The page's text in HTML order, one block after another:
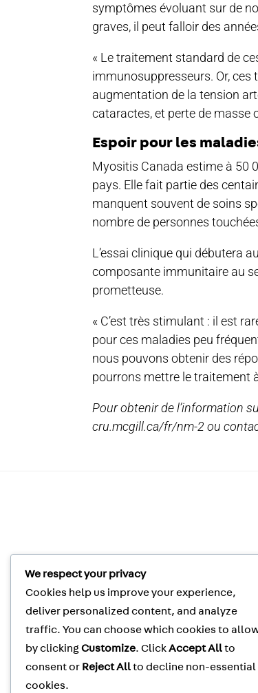
symptômes évoluant sur de
graves, il peut falloir des
« Le traitement standard de
immunosuppresseurs. Or,
augmentation de la tension
cataractes, et perte de masse
Espoir pour les
Myositis Canada estime à 50
pays. Elle fait partie des
manquent souvent de soins
nombre de personnes
L’essai clinique qui débutera
composante immunitaire au
prometteuse.
« C’est très stimulant : il est
pour ces maladies peu
nous pouvons obtenir des
pourrons mettre le traitement
Pour obtenir de l’information
cru.mcgill.ca/fr/nm-2 ou
Unité de recherche clinique |
Clinical Research Unit
Le Neuro | The Neuro
Montréal, QC, CANADA H3A 2B4
: (514) 398-5500
Clinical TrialsFax: (514) 398-8576
We respect your privacy
Cookies help us improve your experience,
deliver personalized content, and analyze
traffic. You can choose which cookies to
by clickingCustomize. ClickAccept Allto
consent or Reject Allto decline non-essential
cookies.